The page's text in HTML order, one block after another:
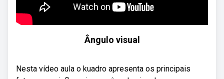
Ângulo visual
Nesta vídeo aula o kuadro apresenta os principais